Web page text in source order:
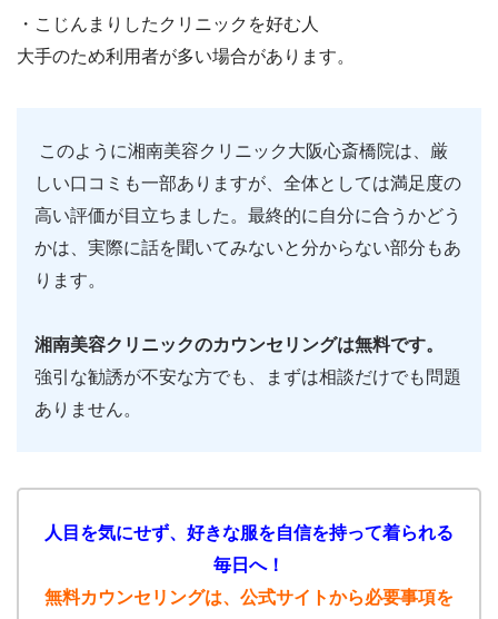
・こじんまりしたクリニックを好む人
大手のため利用者が多い場合があります。
このように湘南美容クリニック大阪心斎橋院は、厳
しい口コミも一部ありますが、全体としては満足度の
高い評価が目立ちました。最終的に自分に合うかどう
かは、実際に話を聞いてみないと分からない部分もあ
ります。
湘南美容クリニックのカウンセリングは無料です。
強引な勧誘が不安な方でも、まずは相談だけでも問題
ありません。
人目を気にせず、好きな服を自信を持って着られる
毎日へ！
無料カウンセリングは、公式サイトから必要事項を